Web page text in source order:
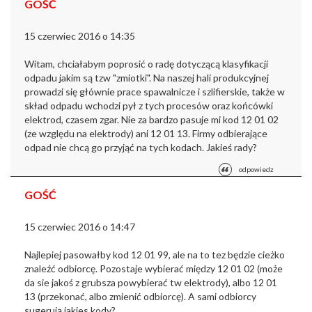
GOŚĆ
15 czerwiec 2016 o 14:35
Witam, chciałabym poprosić o radę dotyczącą klasyfikacji
odpadu jakim są tzw "zmiotki". Na naszej hali produkcyjnej
prowadzi się głównie prace spawalnicze i szlifierskie, także w
skład odpadu wchodzi pył z tych procesów oraz końcówki
elektrod, czasem zgar. Nie za bardzo pasuje mi kod 12 01 02
(ze względu na elektrody) ani 12 01 13. Firmy odbierające
odpad nie chcą go przyjąć na tych kodach. Jakieś rady?
odpowiedz
GOŚĆ
15 czerwiec 2016 o 14:47
Najlepiej pasowałby kod 12 01 99, ale na to tez będzie cieżko
znaleźć odbiorcę. Pozostaje wybierać między 12 01 02 (może
da sie jakoś z grubsza powybierać tw elektrody), albo 12 01
13 (przekonać, albo zmienić odbiorcę). A sami odbiorcy